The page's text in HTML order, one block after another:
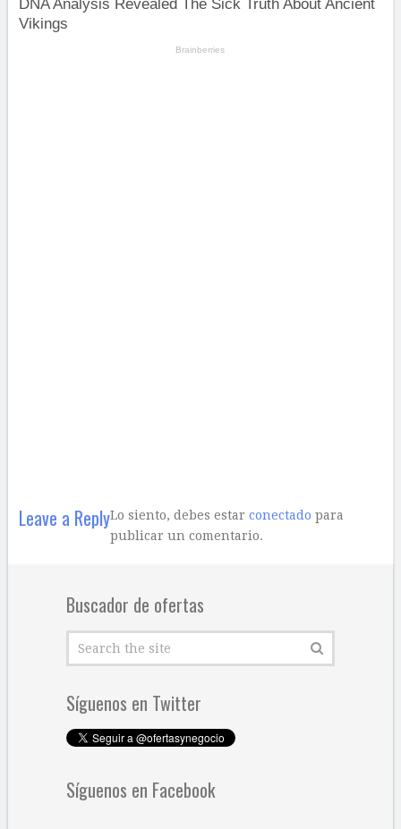
Leave a ReplyLo siento, debes estar conectado para
publicar un comentario.
Buscador de ofertas
Síguenos en Twitter
Síguenos en Facebook